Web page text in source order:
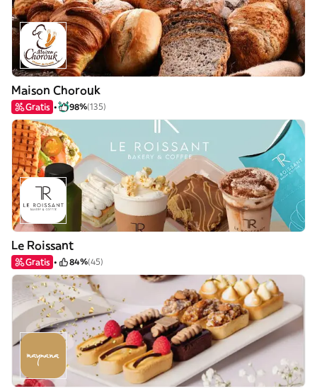
Maison Chorouk
Gratis 98%(135)
Le Roissant
Gratis 84%(45)